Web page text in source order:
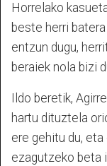
Horrelako
beste herri
entzun dugu,
beraiek nola bizi
Ildo beretik,
hartu dituztela
ere gehitu du,
ezagutzeko beta